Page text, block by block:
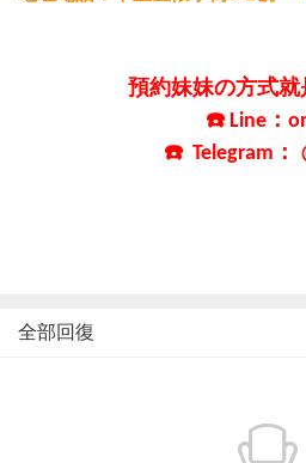
預約妹妹の方式
☎️ Line：
☎️ Telegram：
全部回復